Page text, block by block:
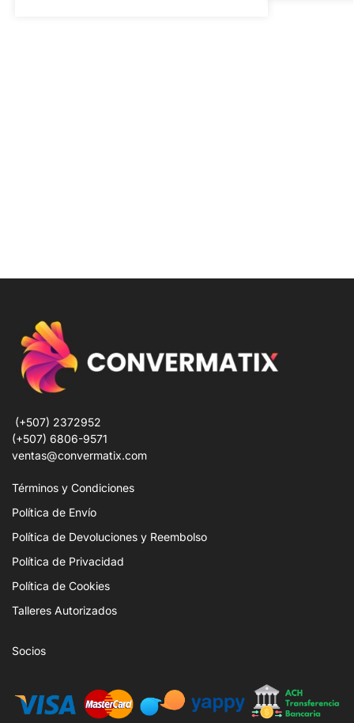
(+507) 2372952
(+507) 6806-9571
ventas@convermatix.com
Términos y Condiciones
Política de Envío
Política de Devoluciones y Reembolso
Política de Privacidad
Política de Cookies
Talleres Autorizados
Socios